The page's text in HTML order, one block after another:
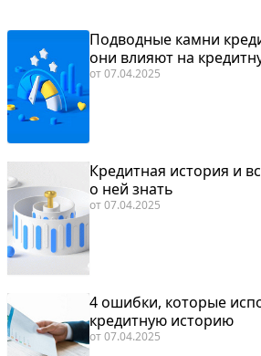
Подводные камни
они влияют на
от07.04.2025
Кредитная история и
о ней знать
от07.04.2025
4 ошибки, которые
кредитную историю
от07.04.2025